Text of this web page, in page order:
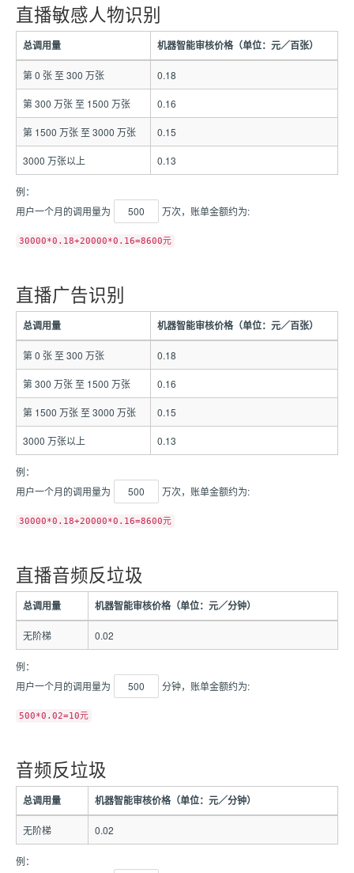
直播敏感人物识别
总调用量 机器智能审核价格（单位：元／百张）
第 0 张 至 300 万张 0.18
第 300 万张 至 1500 万张 0.16
第 1500 万张 至 3000 万张 0.15
3000 万张以上 0.13
例：
用户一个月的调用量为
500 万次，账单金额约为:
30000*0.18+20000*0.16=8600元
直播广告识别
总调用量 机器智能审核价格（单位：元／百张）
第 0 张 至 300 万张 0.18
第 300 万张 至 1500 万张 0.16
第 1500 万张 至 3000 万张 0.15
3000 万张以上 0.13
例：
用户一个月的调用量为
500 万次，账单金额约为:
30000*0.18+20000*0.16=8600元
直播音频反垃圾
总调用量 机器智能审核价格（单位：元／分钟）
无阶梯 0.02
例：
用户一个月的调用量为
500 分钟，账单金额约为:
500*0.02=10元
音频反垃圾
总调用量 机器智能审核价格（单位：元／分钟）
无阶梯 0.02
例：